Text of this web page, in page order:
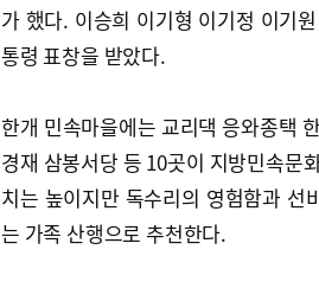
가 했다. 이승희 이기형 이기정 이기
통령 표창을 받았다.
한개 민속마을에는 교리댁 응와종택
경재 삼봉서당 등 10곳이 지방민속문
치는 높이지만 독수리의 영험함과 선
는 가족 산행으로 추천한다.